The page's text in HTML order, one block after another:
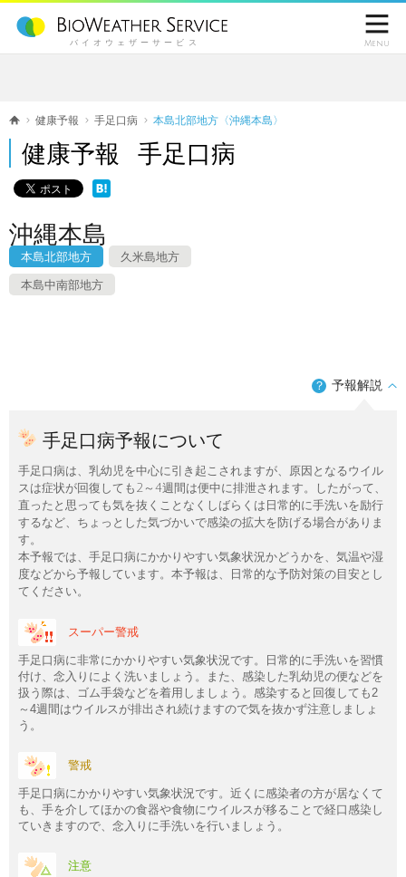
バイオウェザーサービス

Menu
健康予報 手足口病 本島北部地方〈沖縄本島〉
健康予報 手足口病
沖縄本島
本島北部地方 久米島地方
本島中南部地方
？ 予報解説
手足口病予報について
手足口病は、乳幼児を中心に引き起こされますが、原因となるウイル
スは症状が回復しても2～4週間は便中に排泄されます。したがって、
直ったと思っても気を抜くことなくしばらくは日常的に手洗いを励行
するなど、ちょっとした気づかいで感染の拡大を防げる場合がありま
す。
本予報では、手足口病にかかりやすい気象状況かどうかを、気温や湿
度などから予報しています。本予報は、日常的な予防対策の目安とし
てください。
スーパー警戒
手足口病に非常にかかりやすい気象状況です。日常的に手洗いを習慣
付け、念入りによく洗いましょう。また、感染した乳幼児の便などを
扱う際は、ゴム手袋などを着用しましょう。感染すると回復しても2
～4週間はウイルスが排出され続けますので気を抜かず注意しましょ
う。
警戒
手足口病にかかりやすい気象状況です。近くに感染者の方が居なくて
も、手を介してほかの食器や食物にウイルスが移ることで経口感染し
ていきますので、念入りに手洗いを行いましょう。
注意